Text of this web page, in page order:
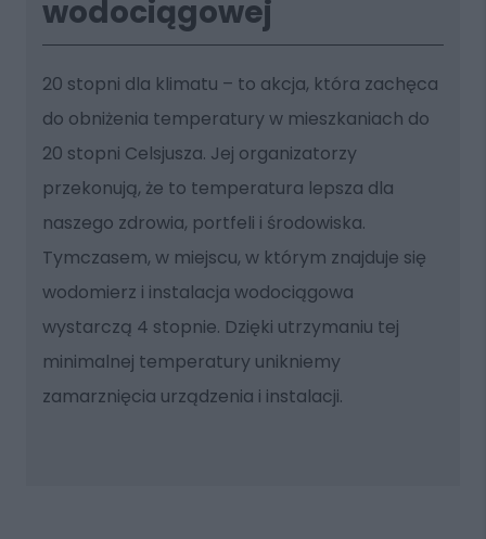
wodociągowej
20 stopni dla klimatu – to akcja, która zachęca
do obniżenia temperatury w mieszkaniach do
20 stopni Celsjusza. Jej organizatorzy
przekonują, że to temperatura lepsza dla
naszego zdrowia, portfeli i środowiska.
Tymczasem, w miejscu, w którym znajduje się
wodomierz i instalacja wodociągowa
wystarczą 4 stopnie. Dzięki utrzymaniu tej
minimalnej temperatury unikniemy
zamarznięcia urządzenia i instalacji.